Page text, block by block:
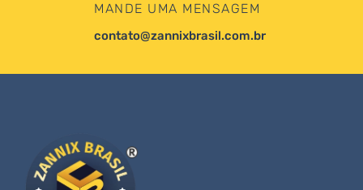
MANDE UMA MENSAGEM
contato@zannixbrasil.com.br